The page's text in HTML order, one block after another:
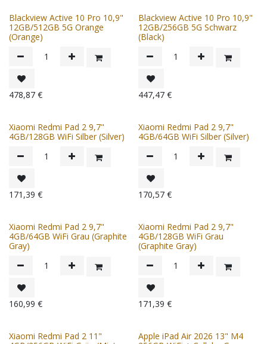
Blackview Active 10 Pro 10,9"
12GB/512GB 5G Orange
(Orange)
478,87 €
Blackview Active 10 Pro 10,9"
12GB/256GB 5G Schwarz
(Black)
447,47€
Xiaomi Redmi Pad 2 9,7"
4GB/128GB WiFi Silber (Silver)
171,39 €
Xiaomi Redmi Pad 2 9,7"
4GB/64GB WiFi Silber (Silver)
170,57€
Xiaomi Redmi Pad 2 9,7"
4GB/64GB WiFi Grau (Graphite
Gray)
160,99 €
Xiaomi Redmi Pad 2 9,7"
4GB/128GB WiFi Grau
(Graphite Gray)
171,39 €
Xiaomi Redmi Pad 2 11"
Apple iPad Air 2026 13" M4